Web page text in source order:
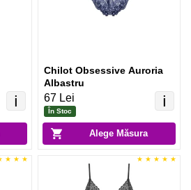
ℹ️
Alege Măsura
ℹ️
Chilot Obsessive Auroria
Albastru
67 Lei
În Stoc